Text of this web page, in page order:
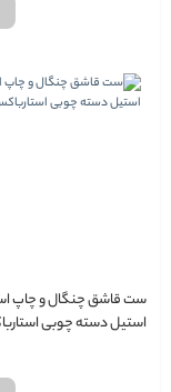
ست قاشق چنگال و چاپ
استیل دسته چوبی